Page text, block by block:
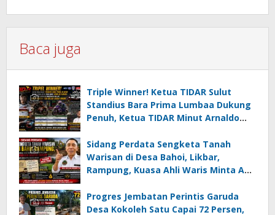
Baca juga
Triple Winner! Ketua TIDAR Sulut
Standius Bara Prima Lumbaa Dukung
Penuh, Ketua TIDAR Minut Arnaldo
05 MC JOE Sapu Bersih Tiga Gelar
Juara Umum
Sidang Perdata Sengketa Tanah
Warisan di Desa Bahoi, Likbar,
Rampung, Kuasa Ahli Waris Minta APH
Korupsi Dandes
Progres Jembatan Perintis Garuda
Desa Kokoleh Satu Capai 72 Persen,